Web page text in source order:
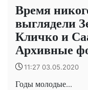
Время
выглядели
Кличко и
Архивные
11:27 03.05.2020
Годы молодые...